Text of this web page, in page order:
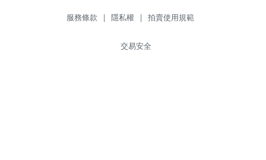
服務條款 | 隱私權 | 拍賣使用規範
交易安全